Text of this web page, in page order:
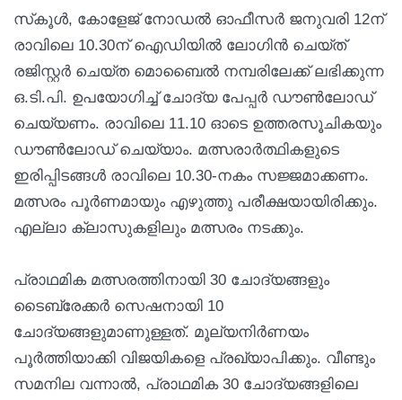
സ്‌കൂൾ, കോളേജ് നോഡൽ ഓഫീസർ ജനുവരി 12ന്
രാവിലെ 10.30ന് ഐഡിയിൽ ലോഗിൻ ചെയ്ത്
രജിസ്റ്റർ ചെയ്ത മൊബൈൽ നമ്പരിലേക്ക് ലഭിക്കുന്ന
ഒ.ടി.പി. ഉപയോഗിച്ച് ചോദ്യ പേപ്പർ ഡൗൺലോഡ്
ചെയ്യണം. രാവിലെ 11.10 ഓടെ ഉത്തരസൂചികയും
ഡൗൺലോഡ് ചെയ്യാം. മത്സരാർത്ഥികളുടെ
ഇരിപ്പിടങ്ങൾ രാവിലെ 10.30-നകം സജ്ജമാക്കണം.
മത്സരം പൂർണമായും എഴുത്തു പരീക്ഷയായിരിക്കും.
എല്ലാ ക്ലാസുകളിലും മത്സരം നടക്കും.
പ്രാഥമിക മത്സരത്തിനായി 30 ചോദ്യങ്ങളും
ടൈബ്രേക്കർ സെഷനായി 10
ചോദ്യങ്ങളുമാണുള്ളത്. മൂല്യനിർണയം
പൂർത്തിയാക്കി വിജയികളെ പ്രഖ്യാപിക്കും. വീണ്ടും
സമനില വന്നാൽ, പ്രാഥമിക 30 ചോദ്യങ്ങളിലെ